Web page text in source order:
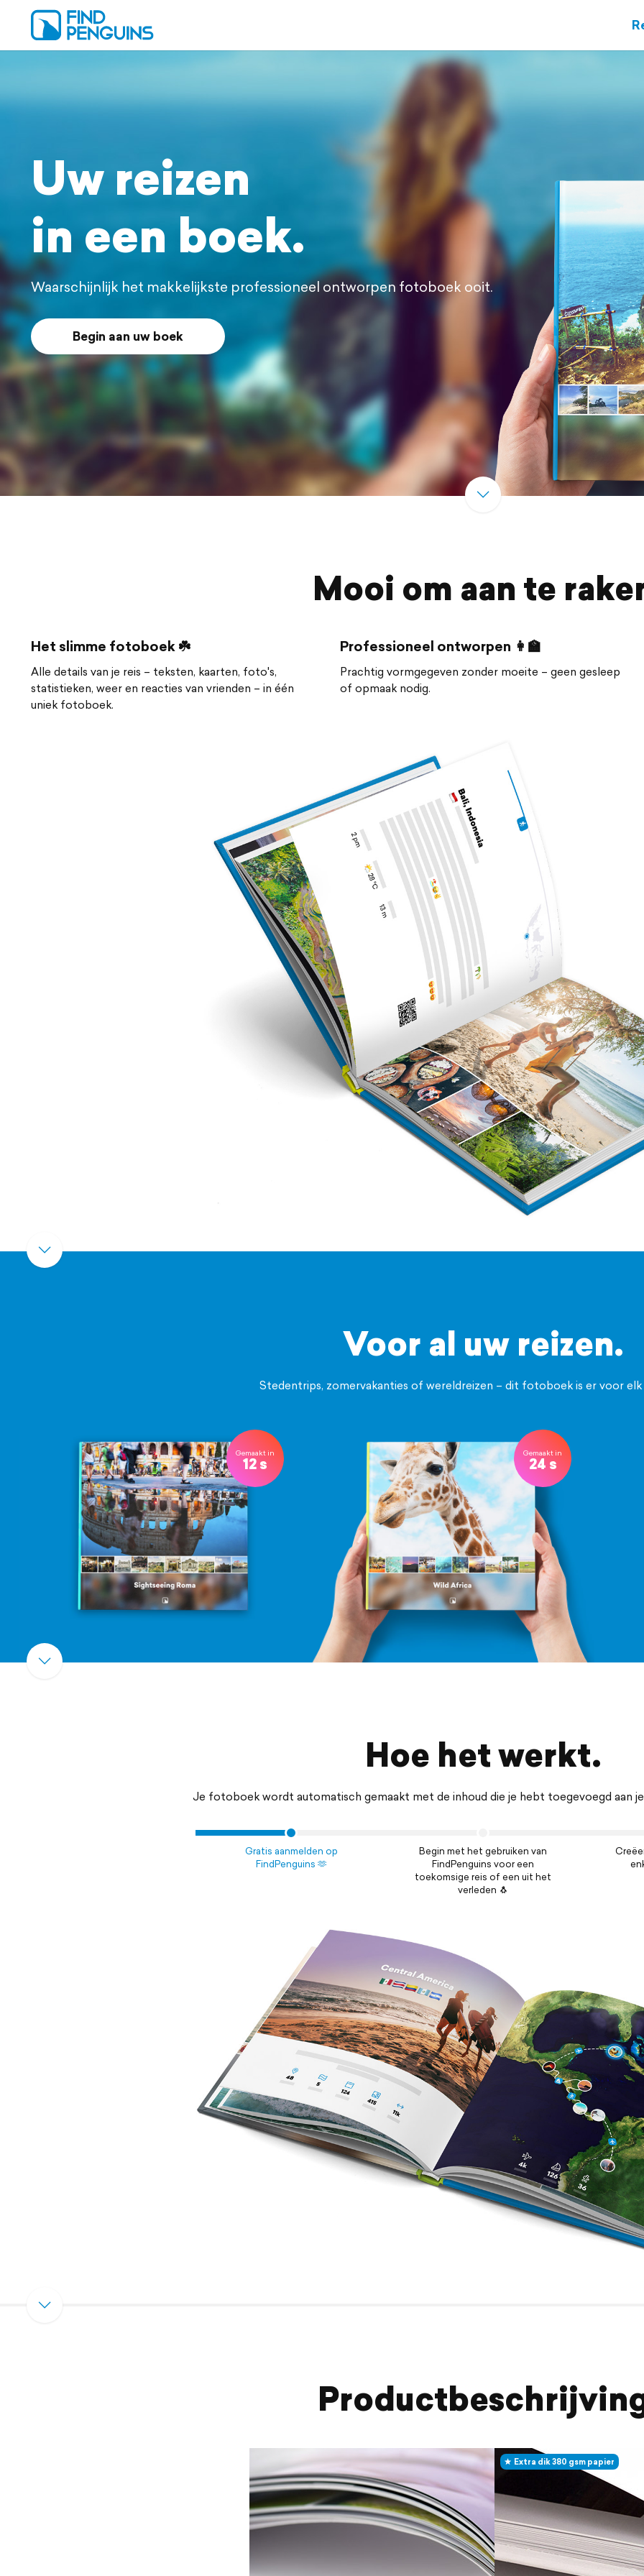
Uw reizen
in een boek.
Waarschijnlijk het makkelijkste professioneel ontworpen fotoboek ooit.
Begin aan uw boek
Mooi om aan te
Het slimme fotoboek ☘️
Alle details van je reis – teksten, kaarten, foto's,
statistieken, weer en reacties van vrienden – in één
uniek fotoboek.
Professioneel ontworpen 👩‍🏫
Prachtig vormgegeven zonder moeite – geen gesleep
of opmaak nodig.
Voor al uw reizen.
Stedentrips, zomervakanties of wereldreizen – dit fotoboek is er voor elk
Gemaakt in
12 s
Gemaakt in
24 s
Hoe het werkt.
Je fotoboek wordt automatisch gemaakt met de inhoud die je hebt toegevoegd aan
Gratis aanmelden op
FindPenguins 🫶
Begin met het gebruiken van
FindPenguins voor een
toekomsige reis of een uit het
verleden 🐧
Extra dik 380 gsm papier